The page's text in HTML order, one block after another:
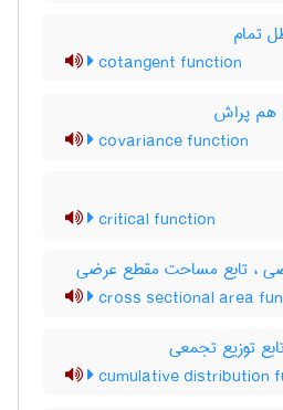
تمام
cotangent function
هم پراش
covariance function
critical function
، تابع مساحت مقطع عرضی
cross sectional area
توزیع تجمعی
cumulative distribution